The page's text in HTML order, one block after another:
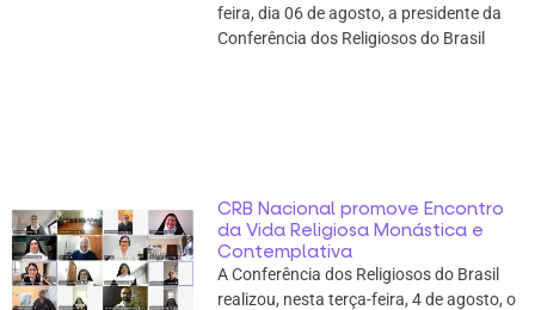
feira, dia 06 de agosto, a presidente da
Conferência dos Religiosos do Brasil
CRB Nacional promove Encontro
da Vida Religiosa Monástica e
Contemplativa
A Conferência dos Religiosos do Brasil
realizou, nesta terça-feira, 4 de agosto, o